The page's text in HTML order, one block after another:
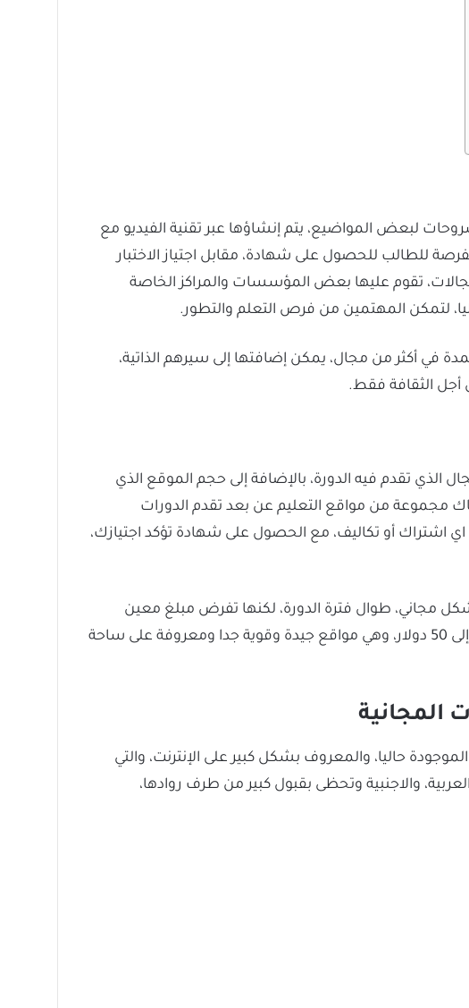
لبعض المواضيع، يتم إنشاؤها عبر تقنية الفيديو مع
للطالب للحصول على شهادة، مقابل اجتياز الاختبار
تقوم عليها بعض المؤسسات والمراكز الخاصة
لتمكن المهتمين من فرص التعلم والتطور.
في أكثر من مجال، يمكن إضافتها إلى سيرهم الذاتية،
الثقافة فقط.
الذي تقدم فيه الدورة، بالإضافة إلى حجم الموقع الذي
مجموعة من مواقع التعليم عن بعد تقدم الدورات
اي اشتراك أو تكاليف، مع الحصول على شهادة تؤكد اجتيازك،
مجاني، طوال فترة الدورة، لكنها تفرض مبلغ معين
لتسلم الشهادة، والتي تكون أحيانا بين 20 إلى 50 دولار، وهي مواقع جيدة وقوية جدا ومعروفة على ساحة
المجانية
حاليا، والمعروف بشكل كبير على الإنترنت، والتي
والاجنبية وتحظى بقبول كبير من طرف روادها،